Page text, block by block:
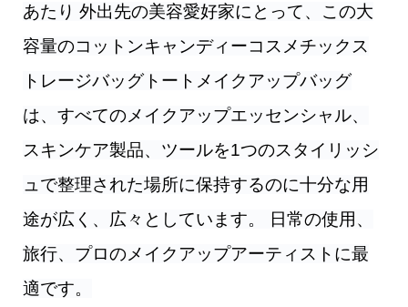
あたり 外出先の美容愛好家にとって、この大
容量のコットンキャンディーコスメチックス
トレージバッグトートメイクアップバッグ
は、すべてのメイクアップエッセンシャル、
スキンケア製品、ツールを1つのスタイリッシ
ュで整理された場所に保持するのに十分な用
途が広く、広々としています。 日常の使用、
旅行、プロのメイクアップアーティストに最
適です。